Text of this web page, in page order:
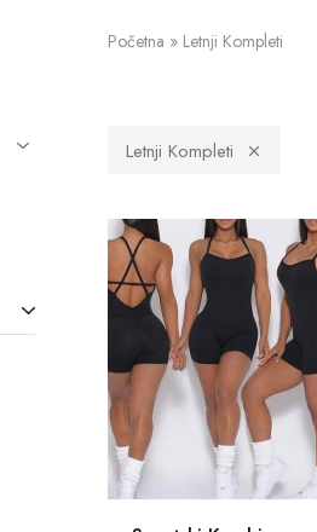
Početna » Letnji Kompleti
Letnji Kompleti